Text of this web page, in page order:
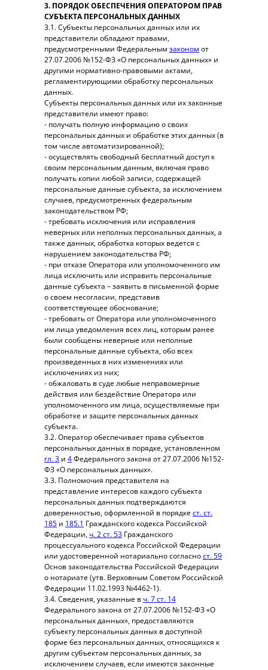
3. ПОРЯДОК ОБЕСПЕЧЕНИЯ ОПЕРАТОРОМ ПРАВ
СУБЪЕКТА ПЕРСОНАЛЬНЫХ ДАННЫХ
3.1. Субъекты персональных данных или их
представители обладают правами,
предусмотренными Федеральным законом от
27.07.2006 №152-ФЗ «О персональных данных» и
другими нормативно-правовыми актами,
регламентирующими обработку персональных
данных.
Субъекты персональных данных или их законные
представители имеют право:
- получать полную информацию о своих
персональных данных и обработке этих данных (в
том числе автоматизированной);
- осуществлять свободный бесплатный доступ к
своим персональным данным, включая право
получать копии любой записи, содержащей
персональные данные субъекта, за исключением
случаев, предусмотренных федеральным
законодательством РФ;
- требовать исключения или исправления
неверных или неполных персональных данных, а
также данных, обработка которых ведется с
нарушением законодательства РФ;
- при отказе Оператора или уполномоченного им
лица исключить или исправить персональные
данные субъекта – заявить в письменной форме
о своем несогласии, представив
соответствующее обоснование;
- требовать от Оператора или уполномоченного
им лица уведомления всех лиц, которым ранее
были сообщены неверные или неполные
персональные данные субъекта, обо всех
произведенных в них изменениях или
исключениях из них;
- обжаловать в суде любые неправомерные
действия или бездействие Оператора или
уполномоченного им лица, осуществляемые при
обработке и защите персональных данных
субъекта.
3.2. Оператор обеспечивает права субъектов
персональных данных в порядке, установленном
гл. 3 и 4Федерального закона от 27.07.2006 №152-
ФЗ «О персональных данных».
3.3. Полномочия представителя на
представление интересов каждого субъекта
персональных данных подтверждаются
доверенностью, оформленной в порядкест. ст.
185 и 185.1 Гражданского кодекса Российской
Федерации,ч. 2 ст. 53 Гражданского
процессуального кодекса Российской Федерации
или удостоверенной нотариально согласност. 59
Основ законодательства Российской Федерации
о нотариате (утв. Верховным Советом Российской
Федерации 11.02.1993 №4462-1).
3.4. Сведения, указанные вч. 7 ст. 14
Федерального закона от 27.07.2006 №152-ФЗ «О
персональных данных», предоставляются
субъекту персональных данных в доступной
форме без персональных данных, относящихся к
другим субъектам персональных данных, за
исключением случаев, если имеются законные